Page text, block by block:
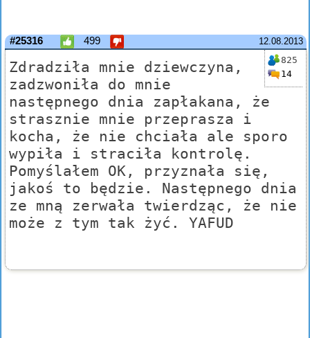
12.08.2013
#25316 499
825
14
Zdradziła mnie dziewczyna,
zadzwoniła do mnie
następnego dnia zapłakana, że
strasznie mnie przeprasza i
kocha, że nie chciała ale sporo
wypiła i straciła kontrolę.
Pomyślałem OK, przyznała się,
jakoś to będzie. Następnego dnia
ze mną zerwała twierdząc, że nie
może z tym tak żyć. YAFUD